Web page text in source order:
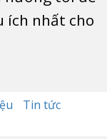
ích nhất cho
Tin tức